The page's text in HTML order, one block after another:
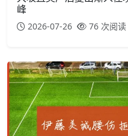
峰
2026-07-26 76 次阅读